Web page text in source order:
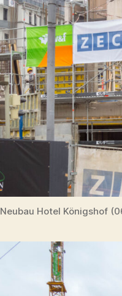
Neubau Hotel Königshof